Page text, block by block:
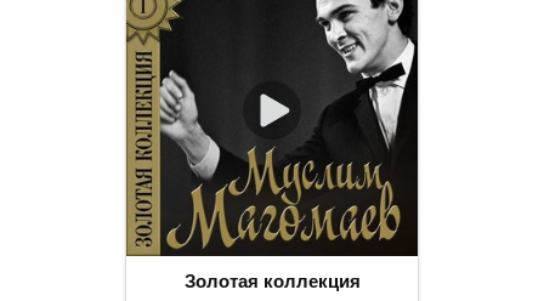
Золотая коллекция